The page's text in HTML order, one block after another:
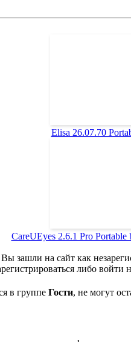
Elisa 26.07.70
СareUEyes 2.6.1 Pro Portable
зашли на сайт как
либо войти
в группе Гости, не могут